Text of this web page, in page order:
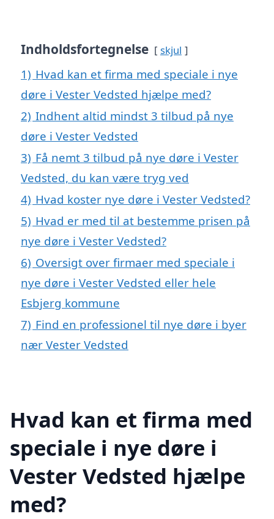
Indholdsfortegnelse skjul
1) Hvad kan et firma med speciale i nye
døre i Vester Vedsted hjælpe med?
2) Indhent altid mindst 3 tilbud på nye
døre i Vester Vedsted
3) Få nemt 3 tilbud på nye døre i Vester
Vedsted, du kan være tryg ved
4) Hvad koster nye døre i Vester Vedsted?
5) Hvad er med til at bestemme prisen på
nye døre i Vester Vedsted?
6) Oversigt over firmaer med speciale i
nye døre i Vester Vedsted eller hele
Esbjerg kommune
7) Find en professionel til nye døre i byer
nær Vester Vedsted
Hvad kan et firma med
speciale i nye døre i
Vester Vedsted hjælpe
med?